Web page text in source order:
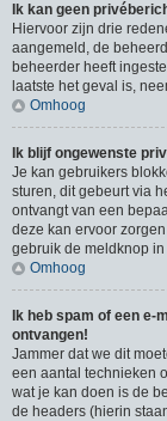
Ik kan geen
Hiervoor zijn drie
aangemeld, de
beheerder heeft
laatste het geval is,
Omhoog
Ik blijf ongewenste
Je kan gebruikers
sturen, dit gebeurt via
ontvangt van een
deze kan ervoor
gebruik de meldknop
Omhoog
Ik heb spam of een
ontvangen!
Jammer dat we dit
een aantal technieken
wat je kan doen is de
de headers (hierin